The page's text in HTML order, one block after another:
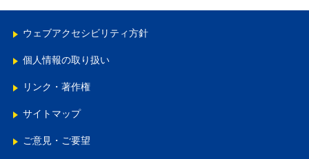
ウェブアクセシビリティ方針
個人情報の取り扱い
リンク・著作権
サイトマップ
ご意見・ご要望